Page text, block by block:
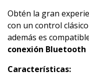
Obtén la gran
con un control
además es
conexión Bluetooth
Características: